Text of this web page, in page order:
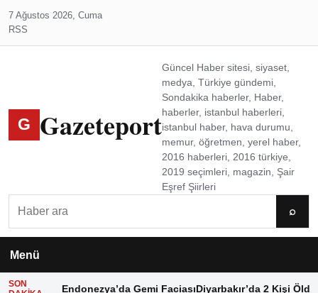
7 Ağustos 2026, Cuma
RSS
G Gazeteport
Güncel Haber sitesi, siyaset,
medya, Türkiye gündemi,
Sondakika haberler, Haber,
haberler, istanbul haberleri,
istanbul haber, hava durumu,
memur, öğretmen, yerel haber,
2016 haberleri, 2016 türkiye,
2019 seçimleri, magazin, Şair
Eşref Şiirleri
⌕
Menü
SON
Endonezya’da Gemi FaciasıDiyarbakır’da 2 Kişi Öldü